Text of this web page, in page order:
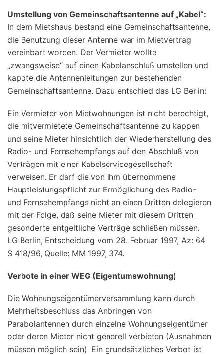
Umstellung von Gemeinschaftsantenne auf „Kabel“:
In dem Mietshaus bestand eine Gemeinschaftsantenne,
die Benutzung dieser Antenne war im Mietvertrag
vereinbart worden. Der Vermieter wollte
„zwangsweise“ auf einen Kabelanschluß umstellen und
kappte die Antennenleitungen zur bestehenden
Gemeinschaftsantenne. Dazu entschied das LG Berlin:
Ein Vermieter von Mietwohnungen ist nicht berechtigt,
die mitvermietete Gemeinschaftsantenne zu kappen
und seine Mieter hinsichtlich der Wiederherstellung des
Radio- und Fernsehempfangs auf den Abschluß von
Verträgen mit einer Kabelservicegesellschaft
verweisen. Er darf die von ihm übernommene
Hauptleistungspflicht zur Ermöglichung des Radio-
und Fernsehempfangs nicht an einen Dritten delegieren
mit der Folge, daß seine Mieter mit diesem Dritten
gesonderte entgeltliche Verträge schließen müssen.
LG Berlin, Entscheidung vom 28. Februar 1997, Az: 64
S 418/96, Quelle: MM 1997, 374.
Verbote in einer WEG (Eigentumswohnung)
Die Wohnungseigentümerversammlung kann durch
Mehrheitsbeschluss das Anbringen von
Parabolantennen durch einzelne Wohnungseigentümer
oder deren Mieter nicht generell verbieten (Ausnahmen
müssen möglich sein). Ein grundsätzliches Verbot ist